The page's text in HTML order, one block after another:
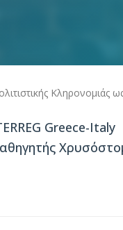
Κληρονομιάς
Greece-Italy